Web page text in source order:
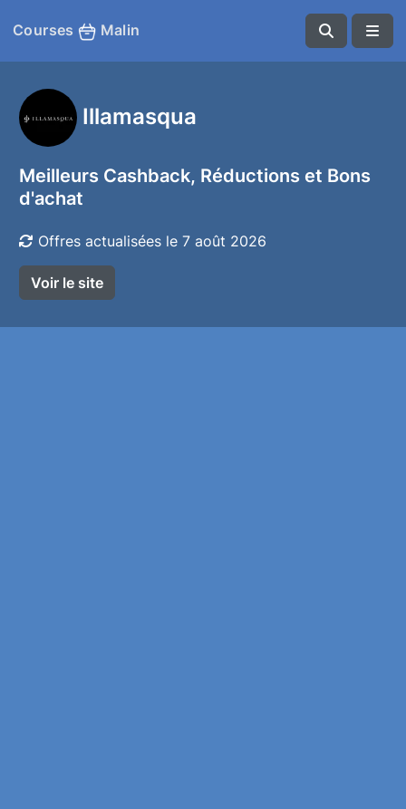
Courses Malin
Illamasqua
Meilleurs Cashback, Réductions et Bons
d'achat
Offres actualisées le 7 août 2026
Voir le site